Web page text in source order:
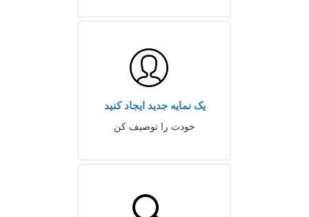
یک نمایه جدید ایجاد کنید
خودت را توصیف کن